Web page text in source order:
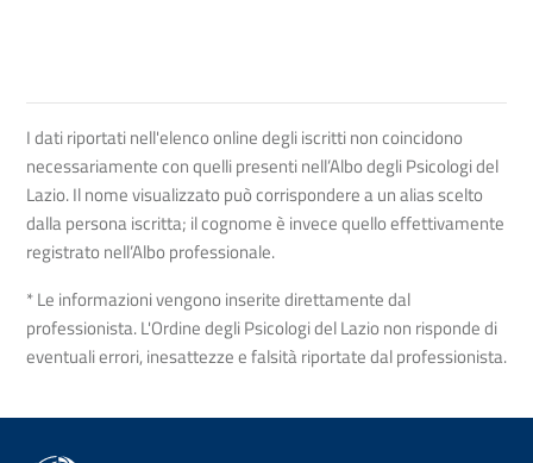
I dati riportati nell'elenco online degli iscritti non coincidono
necessariamente con quelli presenti nell’Albo degli Psicologi del
Lazio. Il nome visualizzato può corrispondere a un alias scelto
dalla persona iscritta; il cognome è invece quello effettivamente
registrato nell’Albo professionale.
* Le informazioni vengono inserite direttamente dal
professionista. L'Ordine degli Psicologi del Lazio non risponde di
eventuali errori, inesattezze e falsità riportate dal professionista.